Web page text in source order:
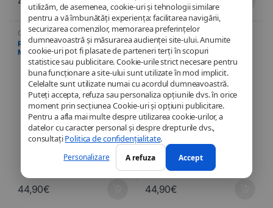
utilizăm, de asemenea, cookie-uri și tehnologii similare
pentru a vă îmbunătăți experiența: facilitarea navigării,
securizarea comenzilor, memorarea preferințelor
dumneavoastră și măsurarea audienței site-ului. Anumite
cookie-uri pot fi plasate de parteneri terți în scopuri
statistice sau publicitare. Cookie-urile strict necesare pentru
buna funcționare a site-ului sunt utilizate în mod implicit.
Celelalte sunt utilizate numai cu acordul dumneavoastră.
Puteți accepta, refuza sau personaliza opțiunile dvs. în orice
moment prin secțiunea Cookie-uri și opțiuni publicitare.
Pentru a afla mai multe despre utilizarea cookie-urilor, a
datelor cu caracter personal și despre drepturile dvs.,
consultațiPolitica de confidențialitate.
Personalizare A refuza Accept
Coque MagSafe,Étuis & coques
smartphones,Mobil, RhinoShield,
Telefonie
RhinoShield™ – Carcasă SolidX
MagSafe – iPhone 17 – Negru
44,90€
Coque MagSafe,
smartphones,Mobil,RhinoShield
Telefonie
RhinoShield™ – Coque SolidX
MagSafe – iPhone Air – Bleu
Ocean
44,90€